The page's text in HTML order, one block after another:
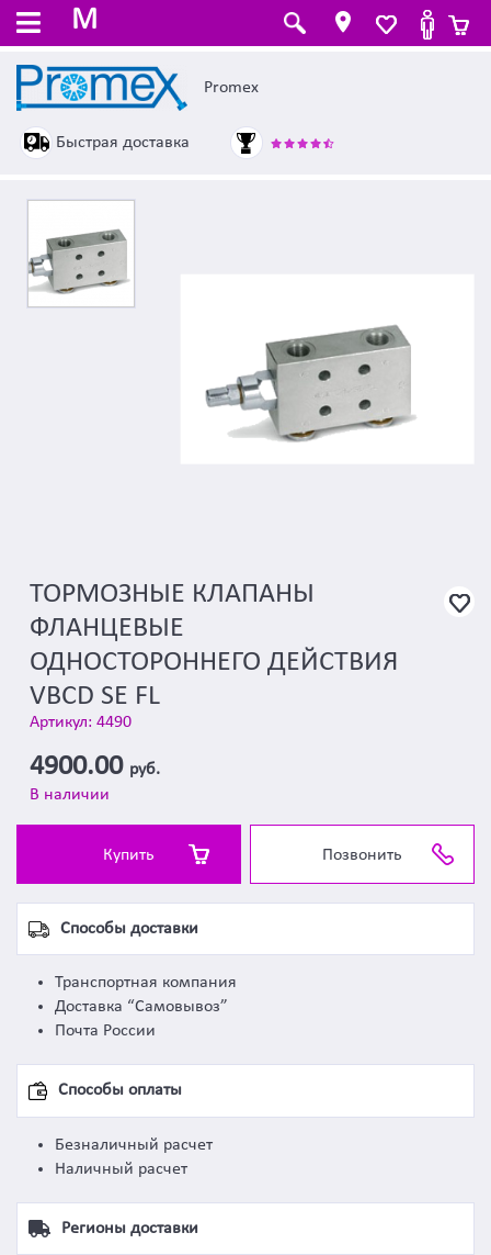
M
Promex
Быстрая доставка
ТОРМОЗНЫЕ КЛАПАНЫ
ФЛАНЦЕВЫЕ
ОДНОСТОРОННЕГО ДЕЙСТВИЯ
VBCD SE FL
Артикул: 4490
4900.00 руб.
В наличии
Купить Позвонить
Способы доставки
Транспортная компания
Доставка “Самовывоз”
Почта России
Способы оплаты
Безналичный расчет
Наличный расчет
Регионы доставки